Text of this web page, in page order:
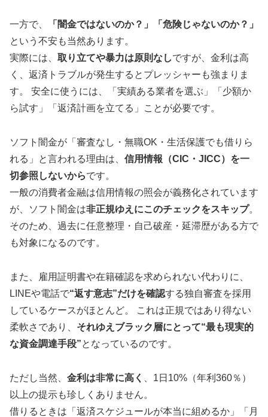
一方で、
「闇金ではないのか？」「危険じゃないのか？」
という不安も当然あります。
実際には、 取り立てや暴力は原則なしですが、金利は高
く、返済トラブルが発生するとプレッシャーも強まりま
す。 安全に使うには、「実績ある業者を選ぶ」「少額か
ら試す」「返済計画を立てる」ことが必要です。
ソフト闇金が「審査なし・無職OK・生活保護でも借りら
れる」と言われる理由は、 信用情報（CIC・JICC）を一
切参照しないからです。
一般の消費者金融は信用情報の照会が義務化されています
が、ソフト闇金は非正規ゆえにこのチェックをスキップ。
そのため、過去に任意整理・自己破産・延滞歴がある方で
も対象になるのです。
また、雇用証明書や在籍確認を求められない代わりに、
LINEや電話で“返す意志”だけを確認する独自審査を採用
しているケースがほとんど。 これは正規ではあり得ない
柔軟さであり、 それゆえブラック層にとって“最も現実的
な資金調達手段”となっているのです。
ただし当然、 金利は非常に高く
、1日10%（年利360％）
以上の提示も珍しくありません。
借りるときは「返済スケジュールが本当に組めるか」「月